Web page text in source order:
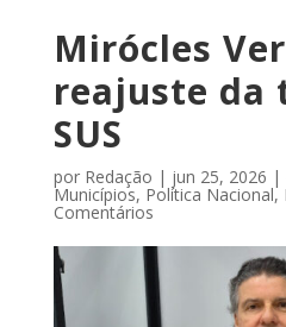
Mirócles
reajuste da
SUS
por Redação | jun 25, 2026 |
Municípios, Política Nacional,
Comentários